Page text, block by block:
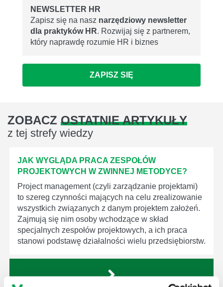
NEWSLETTER HR
Zapisz się na nasz narzędziowy newsletter
dla praktyków HR. Rozwijaj się z partnerem,
który naprawdę rozumie HR i biznes
ZAPISZ SIĘ
ZOBACZ OSTATNIE ARTYKUŁY
z tej strefy wiedzy
JAK WYGLĄDA PRACA ZESPOŁÓW
PROJEKTOWYCH W ZWINNEJ METODYCE?
Project management (czyli zarządzanie projektami)
to szereg czynności mających na celu zrealizowanie
wszystkich związanych z danym projektem założeń.
Zajmują się nim osoby wchodzące w skład
specjalnych zespołów projektowych, a ich praca
stanowi podstawę działalności wielu przedsiębiorstw.